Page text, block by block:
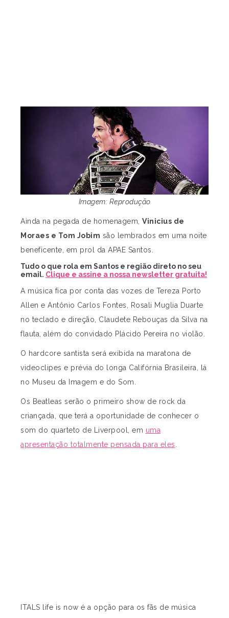
Imagem: Reprodução
Ainda na pegada de homenagem, Vinicius de
Moraes e Tom Jobim são lembrados em uma noite
beneficente, em prol da APAE Santos.
Tudo o que rola em Santos e região direto no seu
email. Clique e assine a nossa newsletter gratuita!
A música fica por conta das vozes de Tereza Porto
Allen e Antônio Carlos Fontes, Rosali Muglia Duarte
no teclado e direção, Claudete Rebouças da Silva na
flauta, além do convidado Plácido Pereira no violão.
O hardcore santista será exibida na maratona de
videoclipes e prévia do longa Califórnia Brasileira, lá
no Museu da Imagem e do Som.
Os Beatleas serão o primeiro show de rock da
criançada, que terá a oportunidade de conhecer o
som do quarteto de Liverpool, em uma
apresentação totalmente pensada para eles
ITALS life is now é a opção para os fãs de música